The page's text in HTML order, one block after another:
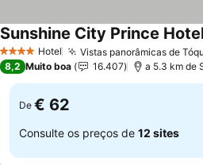
4 EstrelasHotel Vistas panorâmicas de
Sunshine City Prince
8,2 Muito boa 16.407 a 5.3 km de
De € 62
Consulte os preços de 12 sites